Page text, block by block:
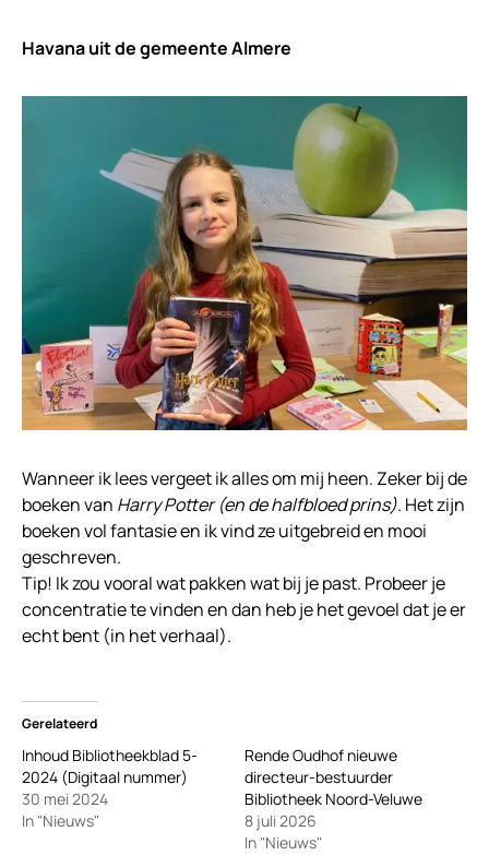
Havana uit de gemeente Almere
Wanneer ik lees vergeet ik alles om mij heen. Zeker bij de
boeken van Harry Potter (en de halfbloed prins). Het zijn
boeken vol fantasie en ik vind ze uitgebreid en mooi
geschreven.
Tip! Ik zou vooral wat pakken wat bij je past. Probeer je
concentratie te vinden en dan heb je het gevoel dat je er
echt bent (in het verhaal).
Gerelateerd
Inhoud Bibliotheekblad 5-
2024 (Digitaal nummer)
30 mei 2024
In "Nieuws"
Rende Oudhof nieuwe
directeur-bestuurder
Bibliotheek Noord-Veluwe
8 juli 2026
In "Nieuws"